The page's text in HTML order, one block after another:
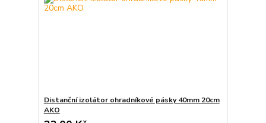
Distanční izolátor ohradníkové pásky 40mm 20cm
AKO